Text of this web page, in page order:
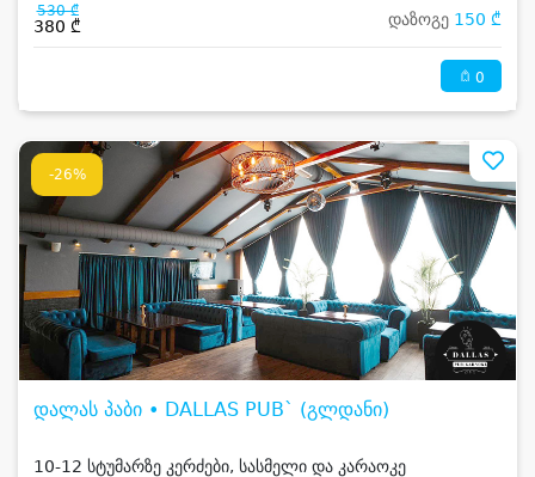
530 ₾
380 ₾ დაზოგე 150 ₾
0
-26%
დალას პაბი • DALLAS PUB` (გლდანი)
10-12 სტუმარზე კერძები, სასმელი და კარაოკე